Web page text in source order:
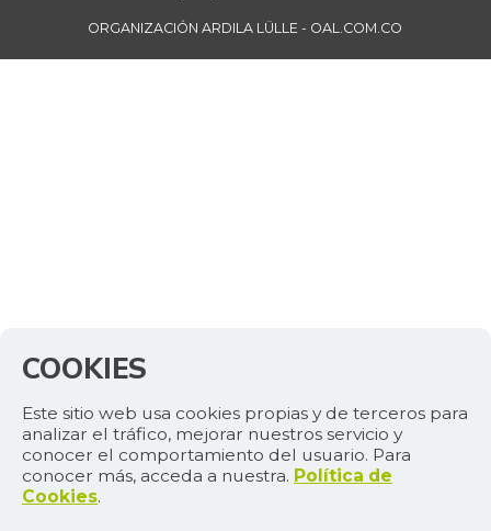
ORGANIZACIÓN ARDILA LÜLLE - OAL.COM.CO
COOKIES
Este sitio web usa cookies propias y de terceros para
analizar el tráfico, mejorar nuestros servicio y
conocer el comportamiento del usuario. Para
conocer más, acceda a nuestra. Política de
Cookies.